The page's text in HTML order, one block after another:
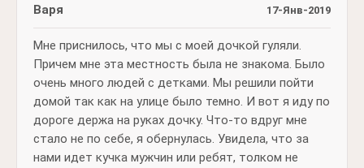
17-Янв-2019
Варя
Мне приснилось, что мы с моей дочкой гуляли.
Причем мне эта местность была не знакома. Было
очень много людей с детками. Мы решили пойти
домой так как на улице было темно. И вот я иду по
дороге держа на руках дочку. Что-то вдруг мне
стало не по себе, я обернулась. Увидела, что за
нами идет кучка мужчин или ребят, толком не